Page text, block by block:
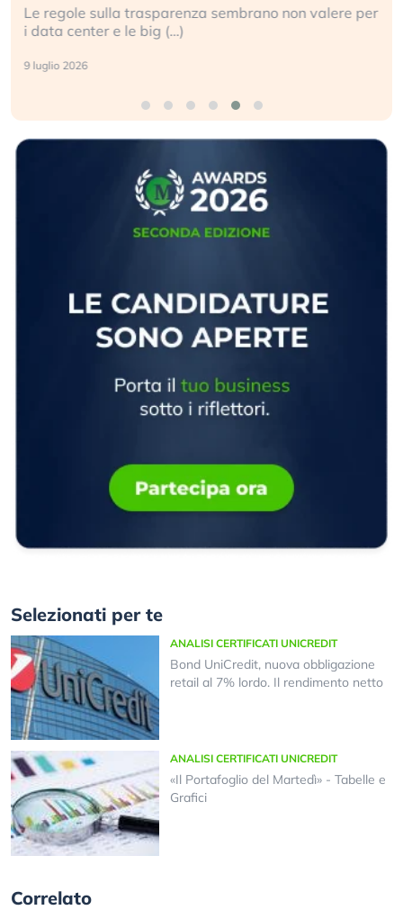
Le regole sulla trasparenza sembrano non valere per
i data center e le big (…)
9 luglio 2026
Selezionati per te
ANALISI CERTIFICATI UNICREDIT
Bond UniCredit, nuova obbligazione
retail al 7% lordo. Il rendimento netto
ANALISI CERTIFICATI UNICREDIT
«Il Portafoglio del Martedì» - Tabelle e
Grafici
Correlato